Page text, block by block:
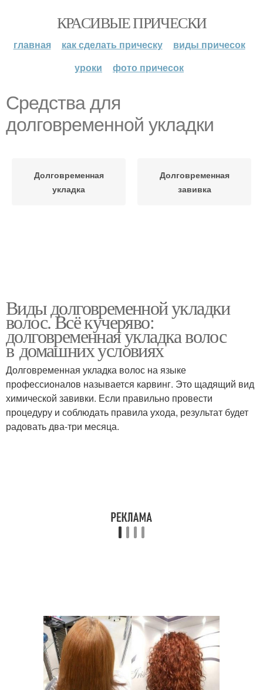
КРАСИВЫЕ ПРИЧЕСКИ
главная как сделать прическу
виды причесок
уроки
фото причесок
Средства для
долговременной укладки
Долговременная
укладка
Долговременная
завивка
Виды долговременной укладки
волос. Всё кучеряво:
долговременная укладка волос
в домашних условиях
Долговременная укладка волос на языке
профессионалов называется карвинг. Это щадящий вид
химической завивки. Если правильно провести
процедуру и соблюдать правила ухода, результат будет
радовать два-три месяца.